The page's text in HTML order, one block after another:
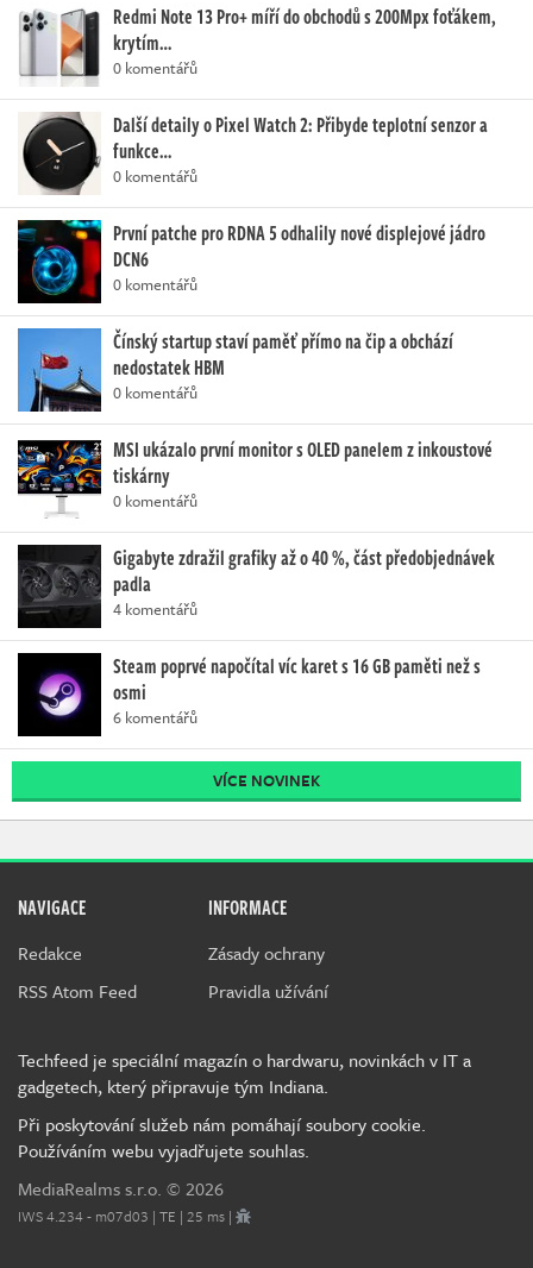
Redmi Note 13 Pro+ míří do obchodů s 200Mpx foťákem,
krytím…
0 komentářů
Další detaily o Pixel Watch 2: Přibyde teplotní senzor a
funkce…
0 komentářů
První patche pro RDNA 5 odhalily nové displejové jádro
DCN6
0 komentářů
Čínský startup staví paměť přímo na čip a obchází
nedostatek HBM
0 komentářů
MSI ukázalo první monitor s OLED panelem z inkoustové
tiskárny
0 komentářů
Gigabyte zdražil grafiky až o 40 %, část předobjednávek
padla
4 komentářů
Steam poprvé napočítal víc karet s 16 GB paměti než s
osmi
6 komentářů
VÍCE NOVINEK
NAVIGACE
Redakce
RSS Atom Feed
INFORMACE
Zásady ochrany
Pravidla užívání
Techfeed je speciální magazín o hardwaru, novinkách v IT a
gadgetech, který připravuje tým Indiana.
Při poskytování služeb nám pomáhají soubory cookie.
Používáním webu vyjadřujete souhlas.
MediaRealms s.r.o. © 2026
IWS 4.234 - m07d03 | TE | 25 ms |